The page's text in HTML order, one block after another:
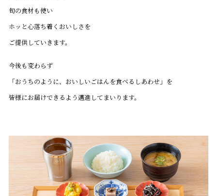
旬の食材も使い
ホッと心落ち着くおいしさを
ご提供していきます。
今後も変わらず
「おうちのように、おいしいごはんを食べるしあわせ」を
皆様にお届けできるよう邁進してまいります。